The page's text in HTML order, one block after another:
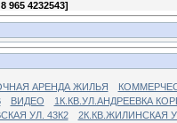
4232543]
АРЕНДА ЖИЛЬЯ
ВИДЕО
1К.КВ.УЛ.АНДРЕЕВКА
УЛ. 43К2
2К.КВ.ЖИЛИНСКАЯ